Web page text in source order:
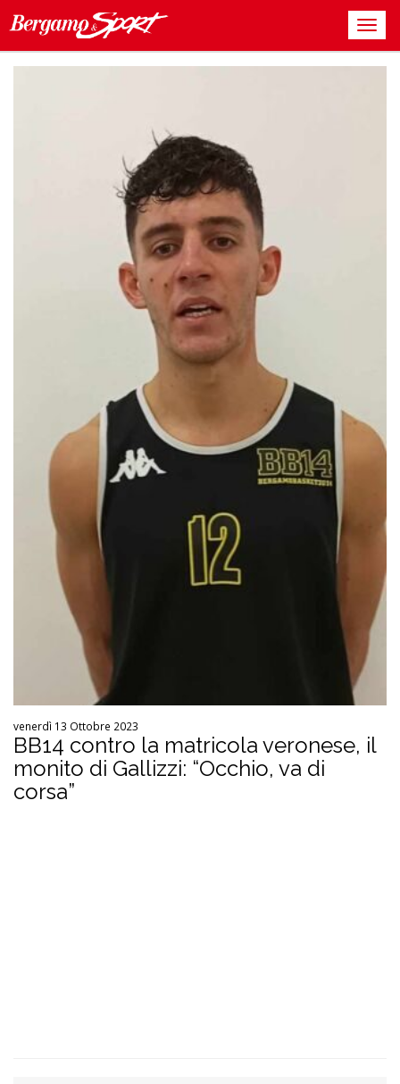
venerdì 13 Ottobre 2023
BB14 contro la matricola veronese, il
monito di Gallizzi: “Occhio, va di
corsa”